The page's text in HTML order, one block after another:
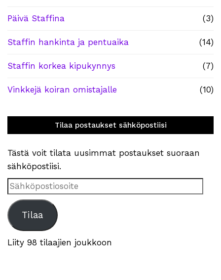
Päivä Staffina (3)
Staffin hankinta ja pentuaika (14)
Staffin korkea kipukynnys (7)
Vinkkejä koiran omistajalle (10)
Tilaa postaukset sähköpostiisi
Tästä voit tilata uusimmat postaukset suoraan
sähköpostiisi.
Sähköpostiosoite
Tilaa
Liity 98 tilaajien joukkoon